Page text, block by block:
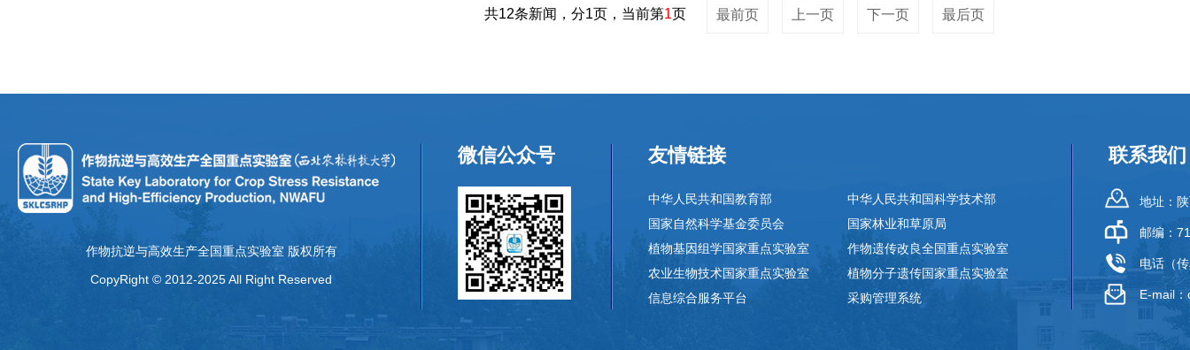
共12条新闻，分1页，当前第1页 最前页 上一页 下一页 最后页
作物抗逆与高效生产全国重点实验室 版权所有
CopyRight © 2012-2025 All Right Reserved
微信公众号 友情链接
中华人民共和国教育部
中华人民共和国科学技术部
国家自然科学基金委员会
国家林业和草原局
植物基因组学国家重点实验室
作物遗传改良全国重点实验室
农业生物技术国家重点实验室
植物分子遗传国家重点实验室
信息综合服务平台
采购管理系统
联系我们
地址：
邮编：
电话（
E-mail